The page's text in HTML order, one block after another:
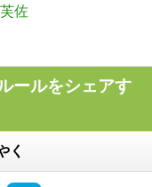
佐
ールをシェアす
く